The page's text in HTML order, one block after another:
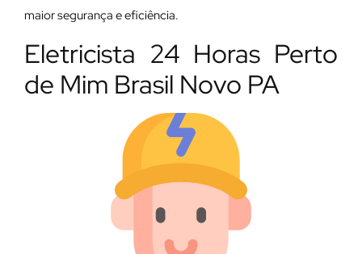
maior segurança e eficiência.
Eletricista 24 Horas Perto
de Mim Brasil Novo PA